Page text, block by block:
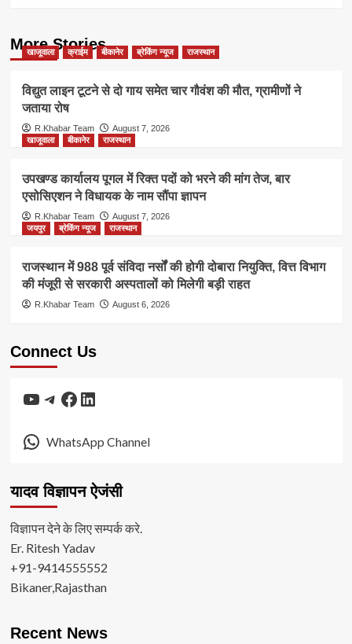
More Stories
खाजूवाला क्राईम बीकानेर ब्रेकिंग न्यूज राजस्थान
विद्युत लाइन टूटने से दो गाय समेत चार गौवंश की मौत, ग्रामीणों ने
जताया रोष
R.Khabar Team
August 7, 2026
खाजूवाला
बीकानेर राजस्थान
उपखण्ड कार्यालय पूगल में रिक्त पदों को भरने की मांग तेज, बार
एसोसिएशन ने विधायक के नाम सौंपा ज्ञापन
R.Khabar Team
August 7, 2026
जयपुर
ब्रेकिंग न्यूज राजस्थान
राजस्थान में 988 पूर्व संविदा नर्सों की होगी दोबारा नियुक्ति, वित्त विभाग
की मंजूरी से सरकारी अस्पतालों को मिलेगी बड़ी राहत
R.Khabar Team August 6, 2026
Connect Us
YouTube
Telegram
Facebook
LinkedIn
WhatsApp Channel
यादव विज्ञापन ऐजंसी
विज्ञापन देने के लिए सम्पर्क करे.
Er. Ritesh Yadav
+91-9414555552
Bikaner,Rajasthan
Recent News